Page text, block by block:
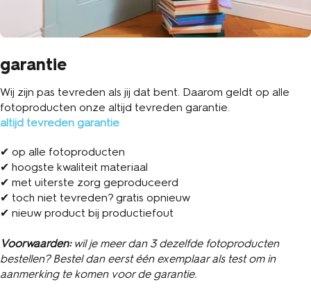
garantie
Wij zijn pas tevreden als jij dat bent. Daarom geldt op alle
fotoproducten onze altijd tevreden garantie.
altijd tevreden garantie
✔ op alle fotoproducten
✔ hoogste kwaliteit materiaal
✔ met uiterste zorg geproduceerd
✔ toch niet tevreden? gratis opnieuw
✔ nieuw product bij productiefout
Voorwaarden: wil je meer dan 3 dezelfde fotoproducten
bestellen? Bestel dan eerst één exemplaar als test om in
aanmerking te komen voor de garantie.